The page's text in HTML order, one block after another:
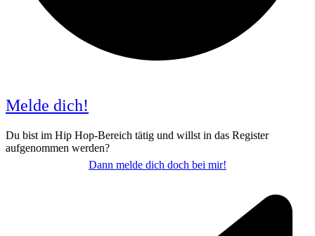
Melde dich!
Du bist im Hip Hop-Bereich tätig und willst in das Register
aufgenommen werden?
Dann melde dich doch bei mir!